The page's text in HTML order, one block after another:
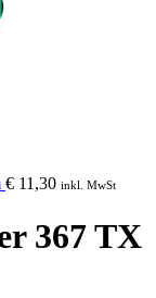
€ 11,30 inkl. MwSt
367 TX